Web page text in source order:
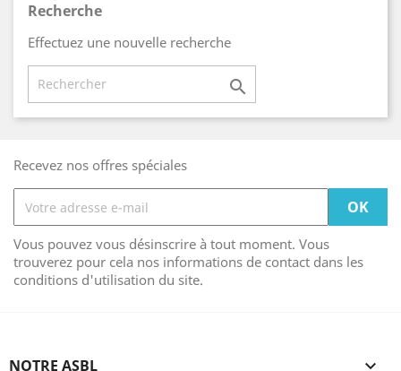
Recherche
Effectuez une nouvelle recherche

Recevez nos offres spéciales
Vous pouvez vous désinscrire à tout moment. Vous
trouverez pour cela nos informations de contact dans les
conditions d'utilisation du site.
NOTRE ASBL 